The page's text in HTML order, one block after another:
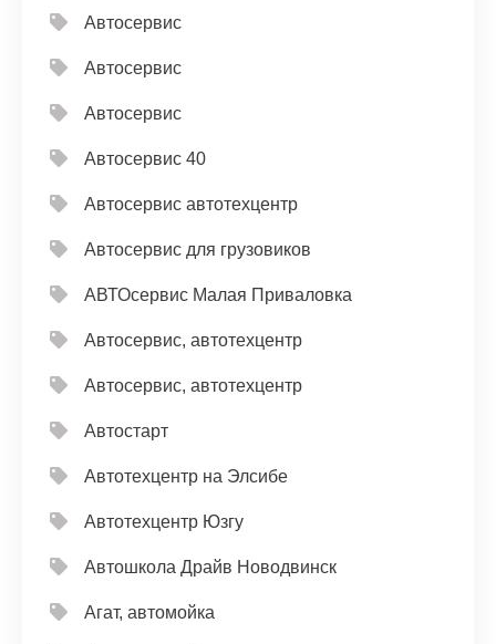
Автосервис
Автосервис
Автосервис
Автосервис 40
Автосервис автотехцентр
Автосервис для грузовиков
АВТОсервис Малая Приваловка
Автосервис, автотехцентр
Автосервис, автотехцентр
Автостарт
Автотехцентр на Элсибе
Автотехцентр Юзгу
Автошкола Драйв Новодвинск
Агат, автомойка